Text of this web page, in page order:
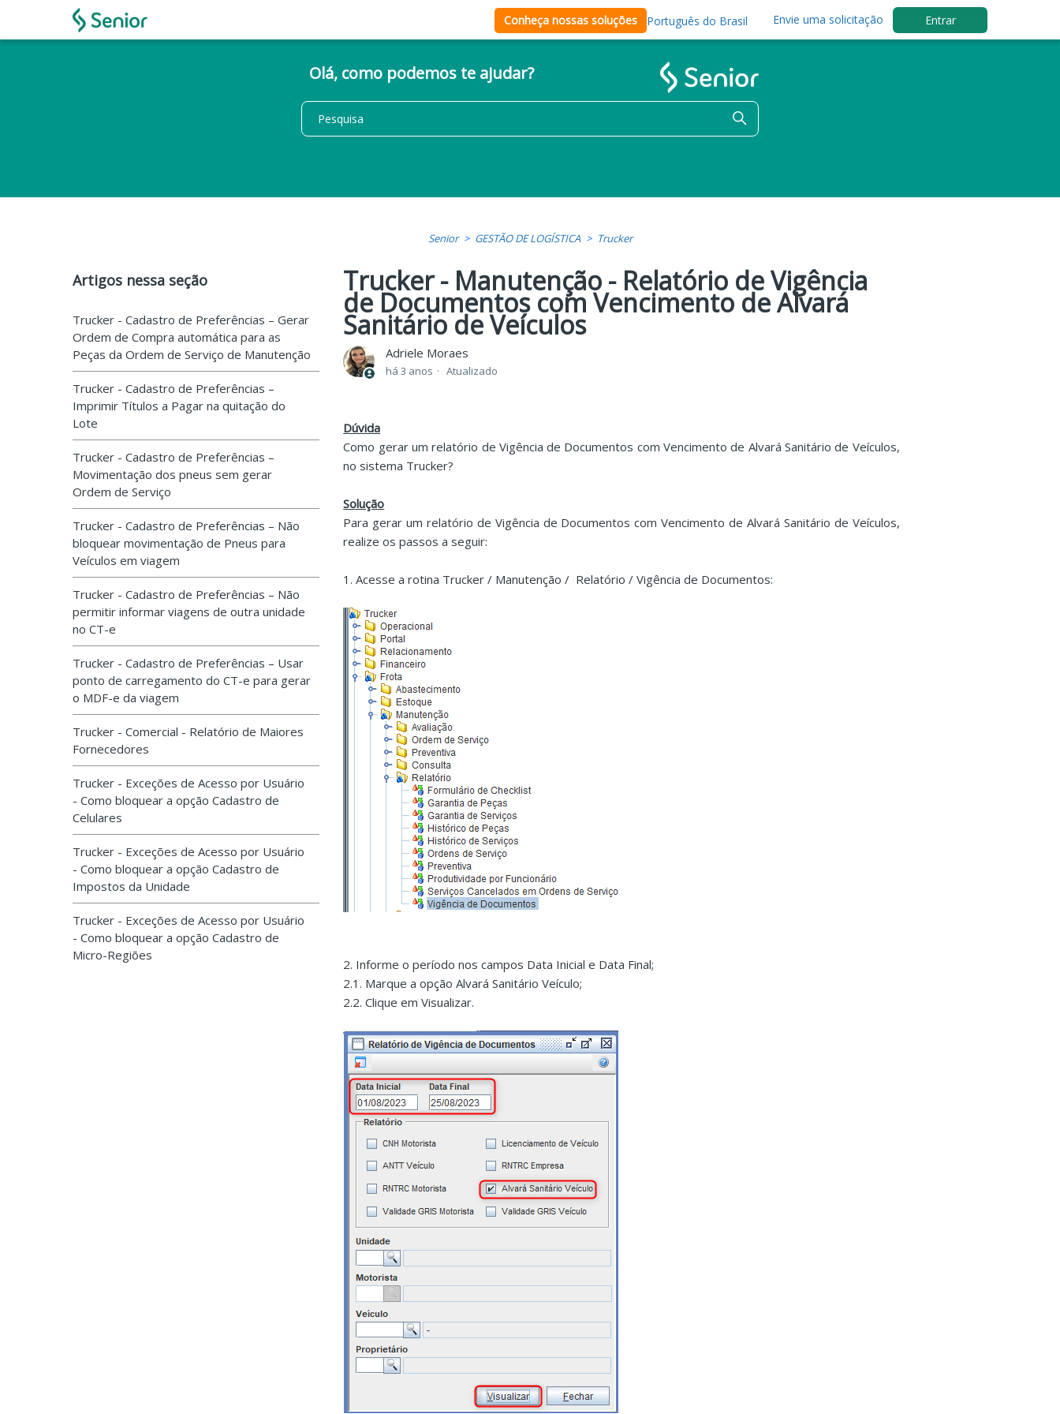
Conheça nossas soluções Português do Brasil Envie uma solicitação Entrar
Olá, como podemos te ajudar?
Senior GESTÃO DE LOGÍSTICA Trucker
Artigos nessa seção
Trucker - Cadastro de Preferências – Gerar
Ordem de Compra automática para as
Peças da Ordem de Serviço de Manutenção
Trucker - Cadastro de Preferências –
Imprimir Títulos a Pagar na quitação do
Lote
Trucker - Cadastro de Preferências –
Movimentação dos pneus sem gerar
Ordem de Serviço
Trucker - Cadastro de Preferências – Não
bloquear movimentação de Pneus para
Veículos em viagem
Trucker - Cadastro de Preferências – Não
permitir informar viagens de outra unidade
no CT-e
Trucker - Cadastro de Preferências – Usar
ponto de carregamento do CT-e para gerar
o MDF-e da viagem
Trucker - Comercial - Relatório de Maiores
Fornecedores
Trucker - Exceções de Acesso por Usuário
- Como bloquear a opção Cadastro de
Celulares
Trucker - Exceções de Acesso por Usuário
- Como bloquear a opção Cadastro de
Impostos da Unidade
Trucker - Exceções de Acesso por Usuário
- Como bloquear a opção Cadastro de
Micro-Regiões
Trucker - Manutenção - Relatório de Vigência
de Documentos com Vencimento de Alvará
Sanitário de Veículos
Adriele Moraes
há 3 anos Atualizado
Dúvida
Como gerar um relatório de Vigência de Documentos com Vencimento de Alvará Sanitário de Veículos,
no sistema Trucker?
Solução
Para gerar um relatório de Vigência de Documentos com Vencimento de Alvará Sanitário de Veículos,
realize os passos a seguir:
1. Acesse a rotina Trucker / Manutenção / Relatório / Vigência de Documentos:
2. Informe o período nos campos Data Inicial e Data Final;
2.1. Marque a opção Alvará Sanitário Veículo;
2.2. Clique em Visualizar.